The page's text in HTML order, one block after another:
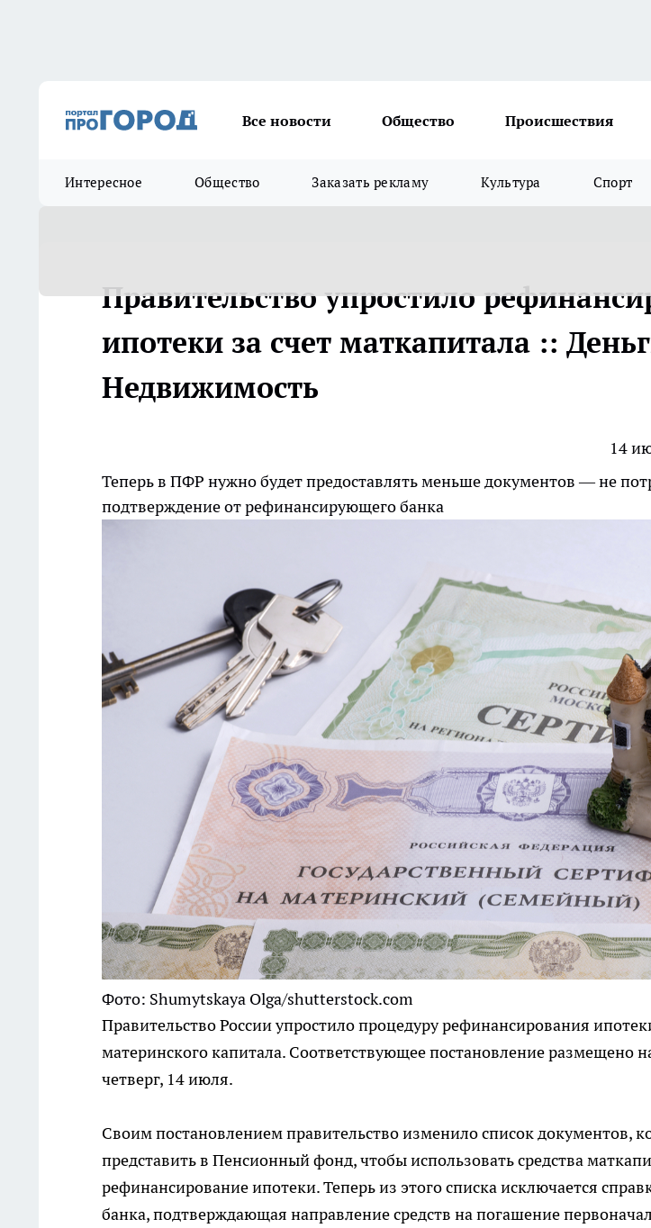
Все новости Общество Происшествия
Интересное Общество Заказать рекламу Культура Спорт
Правительство упростило
ипотеки за счет маткапитала ::
Недвижимость
14
Теперь в ПФР нужно будет предоставлять меньше документов — не
подтверждение от рефинансирующего банка
Фото: Shumytskaya Olga/shutterstock.com
Правительство России упростило процедуру рефинансирования
материнского капитала. Соответствующее постановление размещено
четверг, 14 июля.
Своим постановлением правительство изменило список документов,
представить в Пенсионный фонд, чтобы использовать средства
рефинансирование ипотеки. Теперь из этого списка исключается
банка, подтверждающая направление средств на погашение